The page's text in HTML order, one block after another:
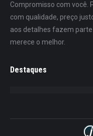
window
new
window
Compromisso com você.
com qualidade, preço
aos detalhes fazem
merece o melhor.
Destaques